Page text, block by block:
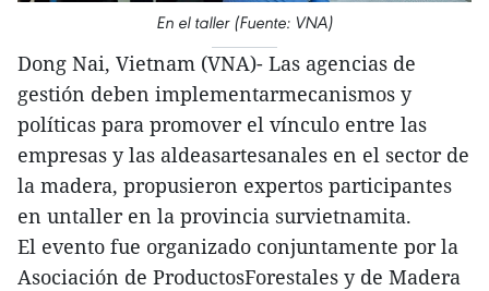
En el taller (Fuente: VNA)
Dong Nai, Vietnam (VNA)- Las agencias de
gestión deben implementarmecanismos y
políticas para promover el vínculo entre las
empresas y las aldeasartesanales en el sector de
la madera, propusieron expertos participantes
en untaller en la provincia survietnamita.
El evento fue organizado conjuntamente por la
Asociación de ProductosForestales y de Madera